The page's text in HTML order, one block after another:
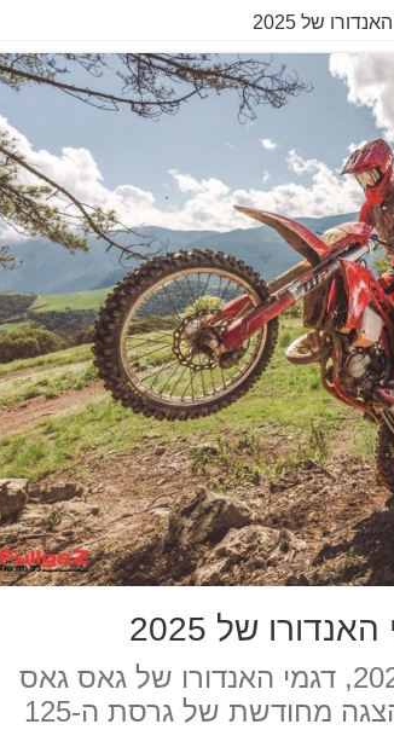
של 2025
של 2025
לאחר הדור החדש שהוצג ל-2024, דגמי האנדורו של גאס גאס
מקבלים עדכונים קלים - לצד הצגה מחודשת של גרסת ה-125